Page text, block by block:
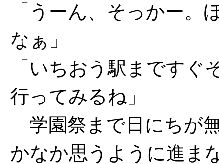
「うーん、そっかー。
なぁ」
「いちおう駅まですぐ
行ってみるね」
学園祭まで日にちが
かなか思うように進ま